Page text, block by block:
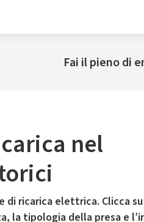
Fai il pieno di
nel
di ricarica elettrica. Clicca
la tipologia della presa e